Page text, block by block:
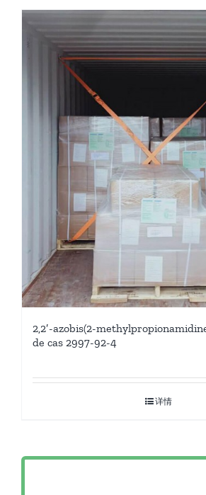
2,2′-azobis(2-
de cas 2997-92-4
详情